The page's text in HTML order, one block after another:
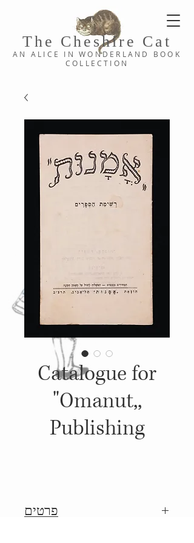
The Cheshire C at
AN ALICE IN WONDERLAND BOOK
COLLE CTION
Catalogue for
"Omanut,,
Publishing
פרטים